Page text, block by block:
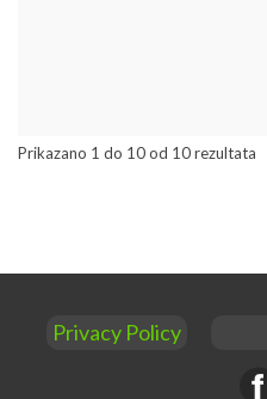
Prikazano 1 do 10 od 10 rezultata
Privacy Policy